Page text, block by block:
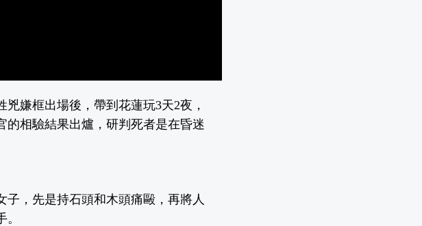
嫌框出場後，帶到花蓮玩3天2夜，
的相驗結果出爐，研判死者是在昏迷
，先是持石頭和木頭痛毆，再將人